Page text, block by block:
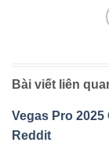
Bài viết liên
Vegas Pro
Reddit